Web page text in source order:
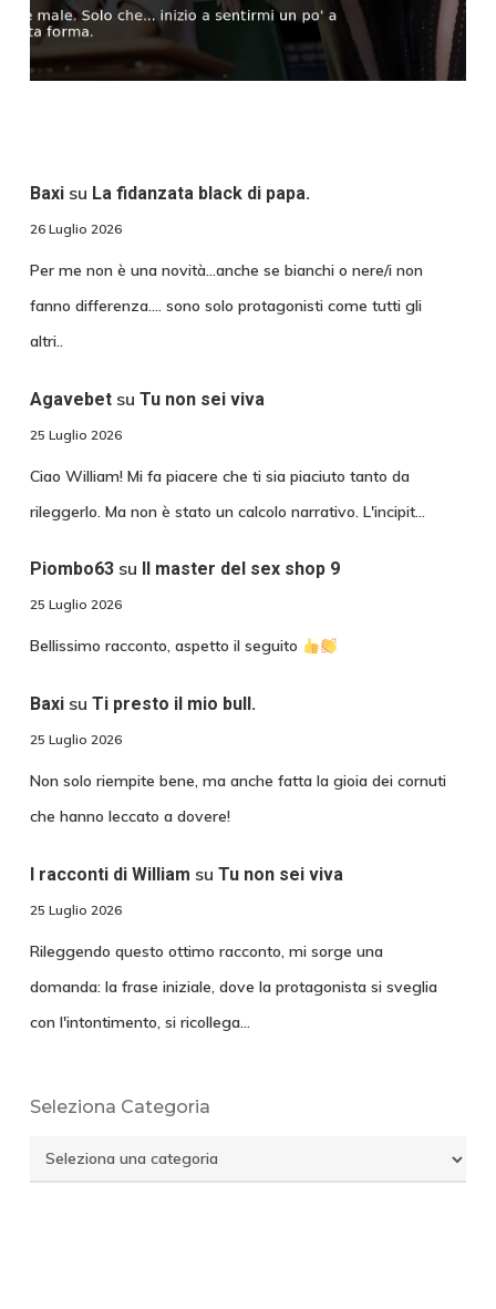
Baxisu La fidanzata black di papa.
26 Luglio 2026
Per me non è una novità...anche se bianchi o nere/i non
fanno differenza.... sono solo protagonisti come tutti gli
altri..
Agavebetsu Tu non sei viva
25 Luglio 2026
Ciao William! Mi fa piacere che ti sia piaciuto tanto da
rileggerlo. Ma non è stato un calcolo narrativo. L'incipit…
Piombo63su Il master del sex shop 9
25 Luglio 2026
Bellissimo racconto, aspetto il seguito
Baxisu Ti presto il mio bull.
25 Luglio 2026
Non solo riempite bene, ma anche fatta la gioia dei cornuti
che hanno leccato a dovere!
I racconti di William su Tu non sei viva
25 Luglio 2026
Rileggendo questo ottimo racconto, mi sorge una
domanda: la frase iniziale, dove la protagonista si sveglia
con l'intontimento, si ricollega…
Seleziona Categoria
Seleziona
Categoria